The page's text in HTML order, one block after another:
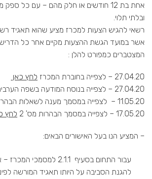
אחת בת 12 חודשים או חלק מהם – עם כל
ובלתי תלוי.
רשאי להגיש הצעות למכרז מציע שהוא תאגיד
אשר במועד הגשת ההצעות מקיים אחר כל
המצטברים כמפורט להלן :
27.04.20 – לצפייה בחוברת המכרז
לחץ כאן
27.04.20 – לצפייה בנוסח המודעה בשפה הערבית
11.05.20 – לצפייה במסמך מענה לשאלות הבהרה
17.05.20 – לצפייה במסמך הבהרות מס' 2
לחץ
– המציע הנו בעל האישורים הבאים:
עבור התחום בסעיף 2.1.1
להגנת הסביבה על היותו תאגיד המורשה